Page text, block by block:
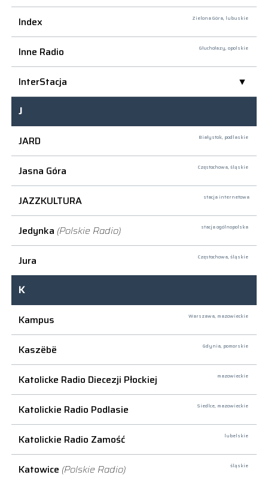
Index Zielona Góra, lubuskie
Inne Radio Głuchołazy, opolskie
InterStacja
J
JARD
Białystok, podlaskie
Jasna Góra Częstochowa, śląskie
JAZZKULTURA stacja internetowa
Jedynka (Polskie Radio) stacja ogólnopolska
Jura Częstochowa, śląskie
K
Kampus
Warszawa, mazowieckie
Kaszëbë Gdynia, pomorskie
Katolicke Radio Diecezji Płockiej mazowieckie
Katolickie Radio Podlasie Siedlce, mazowieckie
Katolickie Radio Zamość lubelskie
Katowice (Polskie Radio) śląskie